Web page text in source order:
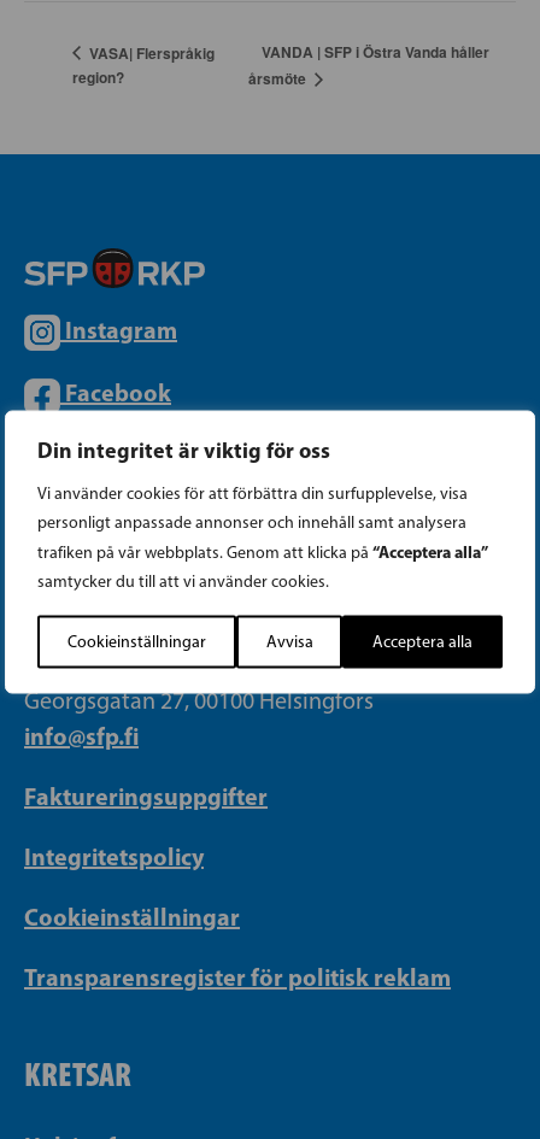
Din integritet är viktig för oss
Vi använder cookies för att förbättra din surfupplevelse, visa
personligt anpassade annonser och innehåll samt analysera
trafiken på vår webbplats. Genom att klicka på “Acceptera alla”
samtycker du till att vi använder cookies.
Cookieinställningar Avvisa Acceptera alla
VASA| Flerspråkig
region?
VANDA | SFP i Östra Vanda håller
årsmöte
Instagram
Facebook
Tiktok
PARTIKANSLIET
Telefon (09) 693 070
PB 430, 00101 Helsingfors
Georgsgatan 27, 00100 Helsingfors
info@sfp.fi
Faktureringsuppgifter
Integritetspolicy
Cookieinställningar
Transparensregister för politisk reklam
KRETSAR